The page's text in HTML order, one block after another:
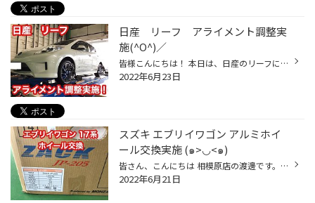
日産 リーフ アライメント調整実
施(^O^)／
皆様こんにちは！ 本日は、日産のリーフにアライメント調整を 実施致しましたのでご紹介させていただきます。 今回は、定期点検からの調整です＼(^o^)／ では、見ていきましょう(''◇'')ゞ 下の赤丸の所が今回調整した『フロントトー』になります。 どちらも基準値からズレて外に開いてしまっていま...
2022年6月23日
スズキ エブリイワゴン アルミホイ
ール交換実施 (๑>◡<๑)
皆さん、こんにちは 相模原店の渡邊です。 本日はホイール交換のご紹介です♪ クルマはスズキ エブリイワゴンの DA17Wのホイール交換です。 エブリイワゴンも新しくなって今までの ホイールが装着出来なくなっていますので注意が必要です！！ ホイールはMONZAで有名なジャパン三陽さんの ZACK JP-205...
2022年6月21日